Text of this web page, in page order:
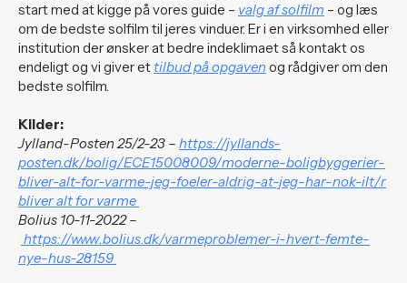
start med at kigge på vores guide – valg af solfilm – og læs
om de bedste solfilm til jeres vinduer. Er i en virksomhed eller
institution der ønsker at bedre indeklimaet så kontakt os
endeligt og vi giver et tilbud på opgaven og rådgiver om den
bedste solfilm.
Kilder:
Jylland-Posten 25/2-23 – https://jyllands-
posten.dk/bolig/ECE15008009/moderne-boligbyggerier-
bliver-alt-for-varme-jeg-foeler-aldrig-at-jeg-har-nok-ilt/r
bliver alt for varme
Bolius 10-11-2022 –
https://www.bolius.dk/varmeproblemer-i-hvert-femte-
nye-hus-28159